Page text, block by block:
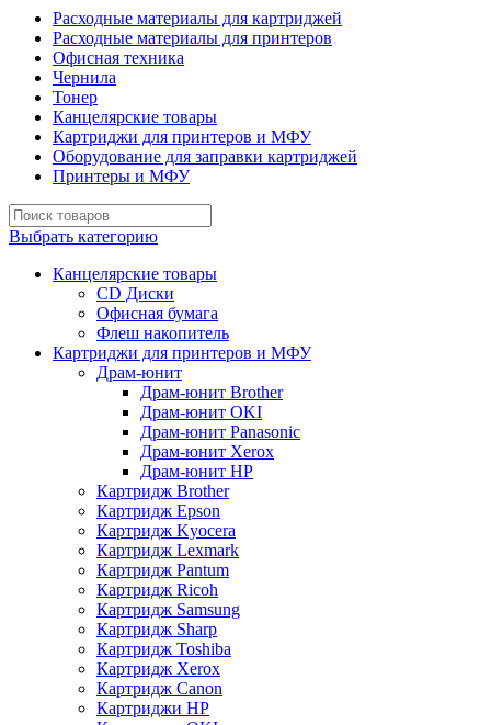
Расходные материалы для картриджей
Расходные материалы для принтеров
Офисная техника
Чернила
Тонер
Канцелярские товары
Картриджи для принтеров и МФУ
Оборудование для заправки картриджей
Принтеры и МФУ
Выбрать категорию
Канцелярские товары
CD Диски
Офисная бумага
Флеш накопитель
Картриджи для принтеров и МФУ
Драм-юнит
Драм-юнит Brother
Драм-юнит OKI
Драм-юнит Panasonic
Драм-юнит Xerox
Драм-юнит НР
Картридж Brother
Картридж Epson
Картридж Kyocera
Картридж Lexmark
Картридж Pantum
Картридж Ricoh
Картридж Samsung
Картридж Sharp
Картридж Toshiba
Картридж Xerox
Картридж Сanon
Картриджи HP